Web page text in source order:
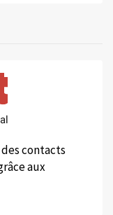
contacts
aux